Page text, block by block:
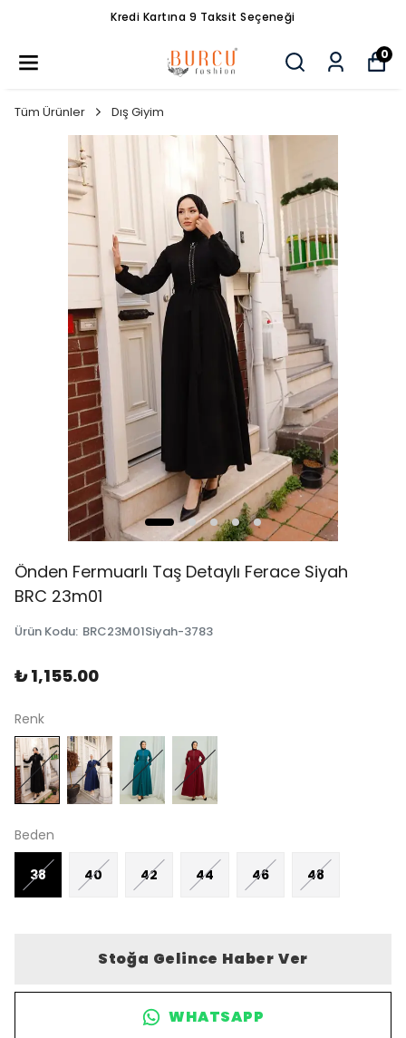
Kredi Kartına 9 Taksit Seçeneği
0
Tüm Ürünler Dış Giyim
Önden Fermuarlı Taş Detaylı Ferace Siyah
BRC 23m01
Ürün Kodu: BRC23M01Siyah-3783
₺ 1,155.00
Renk
Beden
38 40 42 44 46 48
Stoğa Gelince Haber Ver
WHATSAPP